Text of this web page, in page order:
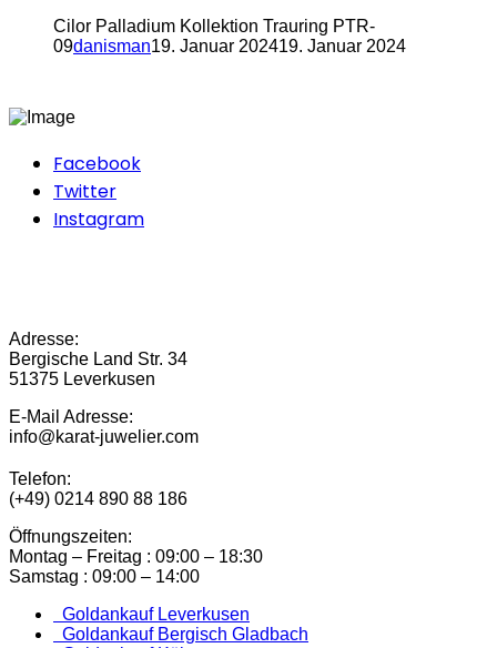
Cilor Palladium Kollektion Trauring PTR-
09danisman19. Januar 202419. Januar 2024
Facebook
Twitter
Instagram
Adresse:
Bergische Land Str. 34
51375 Leverkusen
E-Mail Adresse:
info@karat-juwelier.com
Telefon:
(+49) 0214 890 88 186
Öffnungszeiten:
Montag – Freitag : 09:00 – 18:30
Samstag : 09:00 – 14:00
Goldankauf Leverkusen
Goldankauf Bergisch Gladbach